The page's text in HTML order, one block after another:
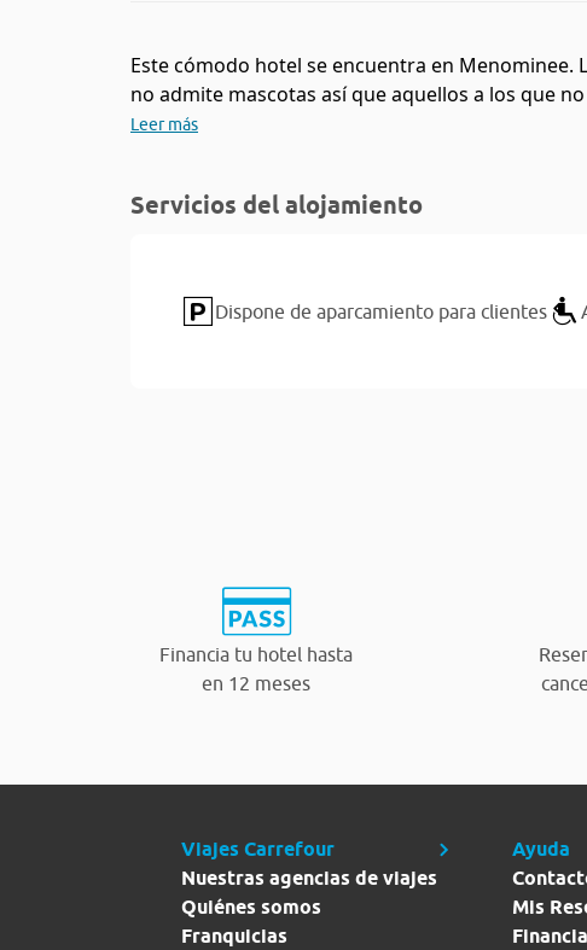
Este cómodo hotel se encuentra en
no admite mascotas así que aquellos a los que
Leer más
Servicios del alojamiento
Dispone de aparcamiento para clientes
Financia tu hotel hasta
en 12 meses
Viajes Carrefour
Nuestras agencias de viajes
Quiénes somos
Franquicias
Ayuda
Mis